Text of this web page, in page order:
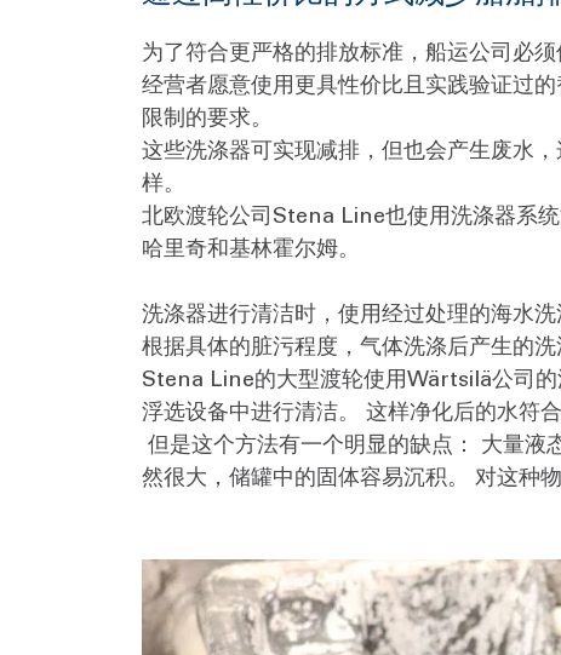
为了符合更严格的排放标准，船运公司必
经营者愿意使用更具性价比且实践验证过
限制的要求。
这些洗涤器可实现减排，但也会产生废水
样。
北欧渡轮公司Stena Line也使用洗涤器系
哈里奇和基林霍尔姆。
洗涤器进行清洁时，使用经过处理的海水
根据具体的脏污程度，气体洗涤后产生的
Stena Line的大型渡轮使用Wärtsilä公司
浮选设备中进行清洁。 这样净化后的水符
但是这个方法有一个明显的缺点： 大量液
然很大，储罐中的固体容易沉积。 对这种